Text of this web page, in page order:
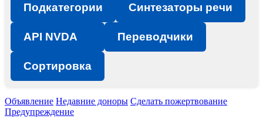
Подкатегории Синтезаторы речи
API NVDA Переводчики
Сортировка
Объявление Недавние доноры Сделать пожертвование
Предупреждение